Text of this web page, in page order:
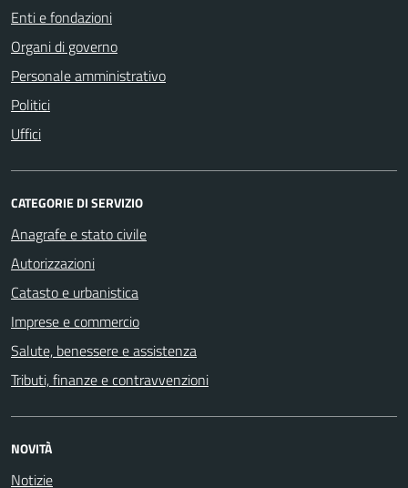
Enti e fondazioni
Organi di governo
Personale amministrativo
Politici
Uffici
CATEGORIE DI SERVIZIO
Anagrafe e stato civile
Autorizzazioni
Catasto e urbanistica
Imprese e commercio
Salute, benessere e assistenza
Tributi, finanze e contravvenzioni
NOVITÀ
Notizie